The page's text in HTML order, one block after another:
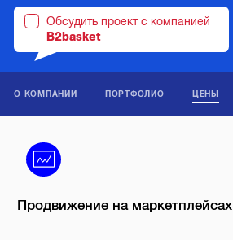
Обсудить проект с компанией
В2basket
О КОМПАНИИ ПОРТФОЛИО ЦЕНЫ
Продвижение на маркетплейсах